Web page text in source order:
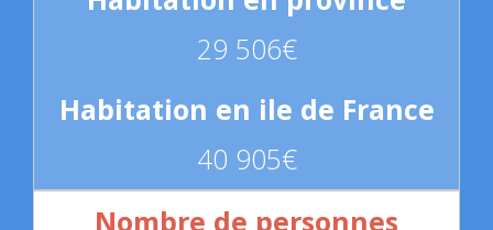
29 506€
40 905€